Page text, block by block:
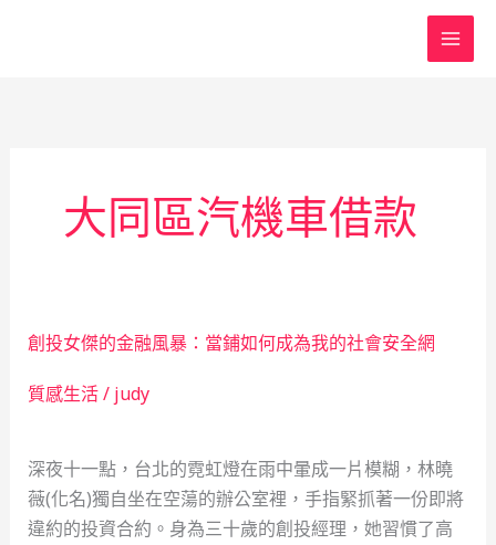
大同區汽機車借款
創投女傑的金融風暴：當鋪如何成為我的社會安全網
質感生活/ judy
深夜十一點，台北的霓虹燈在雨中暈成一片模糊，林曉
薇(化名)獨自坐在空蕩的辦公室裡，手指緊抓著一份即將
違約的投資合約。身為三十歲的創投經理，她習慣了高